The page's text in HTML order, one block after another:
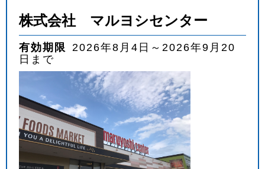
株式会社 マルヨシセンター
有効期限 2026年8月4日～2026年9月20
日まで